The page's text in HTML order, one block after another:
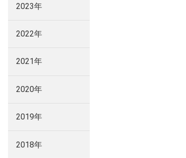
2023年
2022年
2021年
2020年
2019年
2018年